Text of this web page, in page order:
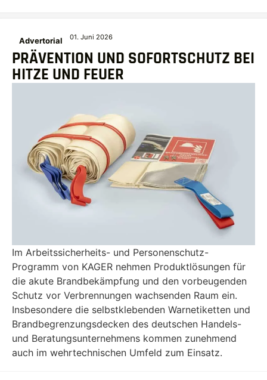
Advertorial 01. Juni 2026
PRÄVENTION UND SOFORTSCHUTZ BEI
HITZE UND FEUER
Im Arbeitssicherheits- und Personenschutz-
Programm von KAGER nehmen Produktlösungen für
die akute Brandbekämpfung und den vorbeugenden
Schutz vor Verbrennungen wachsenden Raum ein.
Insbesondere die selbstklebenden Warnetiketten und
Brandbegrenzungsdecken des deutschen Handels-
und Beratungsunternehmens kommen zunehmend
auch im wehrtechnischen Umfeld zum Einsatz.